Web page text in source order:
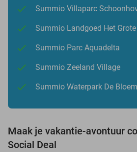
Summio Villaparc
Summio Landgoed Het
Summio Parc Aquadelta
Summio Zeeland Village
Summio Waterpark De
Maak je vakantie-avontuur
Social Deal